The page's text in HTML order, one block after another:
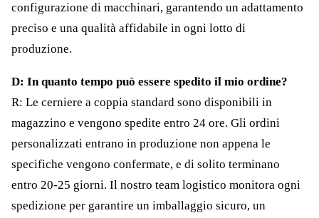
configurazione di macchinari, garantendo un adattamento
preciso e una qualità affidabile in ogni lotto di
produzione.
D: In quanto tempo può essere spedito il mio ordine?
R: Le cerniere a coppia standard sono disponibili in
magazzino e vengono spedite entro 24 ore. Gli ordini
personalizzati entrano in produzione non appena le
specifiche vengono confermate, e di solito terminano
entro 20-25 giorni. Il nostro team logistico monitora ogni
spedizione per garantire un imballaggio sicuro, un